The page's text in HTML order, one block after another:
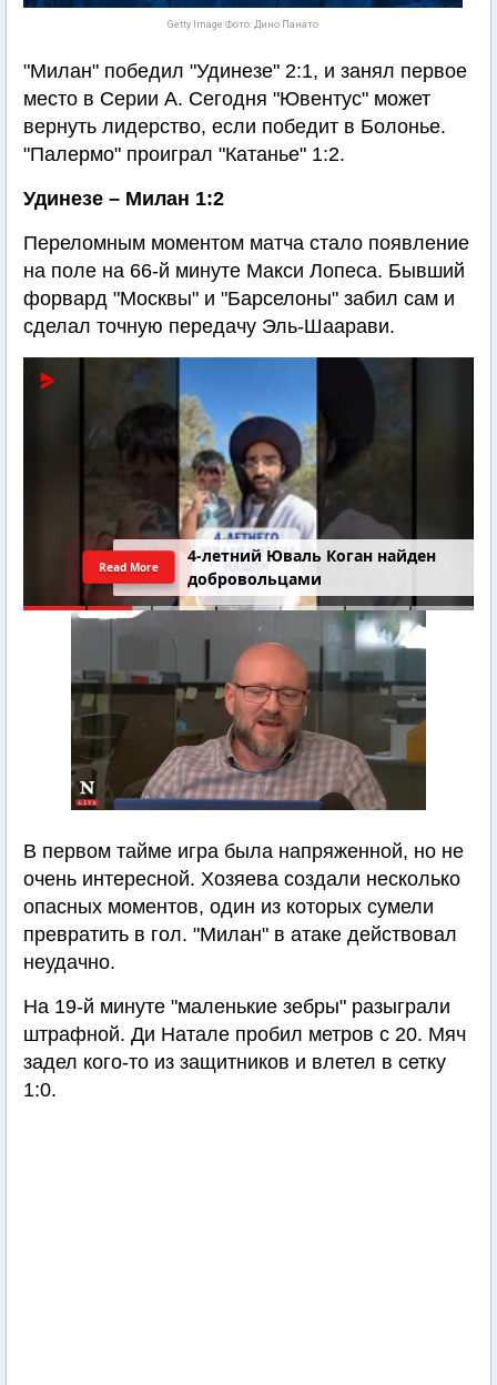
Getty Image Фото: Дино Панато
"Милан" победил "Удинезе" 2:1, и занял первое
место в Серии А. Сегодня "Ювентус" может
вернуть лидерство, если победит в Болонье.
"Палермо" проиграл "Катанье" 1:2.
Удинезе – Милан 1:2
Переломным моментом матча стало появление
на поле на 66-й минуте Макси Лопеса. Бывший
форвард "Москвы" и "Барселоны" забил сам и
сделал точную передачу Эль-Шаарави.
4-летний Юваль Коган найден
добровольцами
Read More
В первом тайме игра была напряженной, но не
очень интересной. Хозяева создали несколько
опасных моментов, один из которых сумели
превратить в гол. "Милан" в атаке действовал
неудачно.
На 19-й минуте "маленькие зебры" разыграли
штрафной. Ди Натале пробил метров с 20. Мяч
задел кого-то из защитников и влетел в сетку
1:0.